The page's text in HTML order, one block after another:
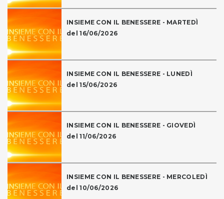
INSIEME CON IL BENESSERE - MARTEDÌ
del 16/06/2026
INSIEME CON IL BENESSERE - LUNEDÌ
del 15/06/2026
INSIEME CON IL BENESSERE - GIOVEDÌ
del 11/06/2026
INSIEME CON IL BENESSERE - MERCOLEDÌ
del 10/06/2026